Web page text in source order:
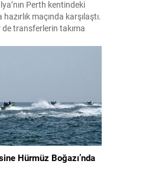
Perth kentindeki
maçında karşılaştı.
transferlerin takıma
Hürmüz Boğazı’nda